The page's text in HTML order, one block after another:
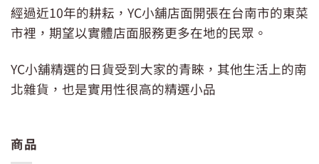
經過近10年的耕耘，YC小舖店面開張在台南市的東菜
市裡，期望以實體店面服務更多在地的民眾。
YC小舖精選的日貨受到大家的青睞，其他生活上的南
北雜貨，也是實用性很高的精選小品
商品